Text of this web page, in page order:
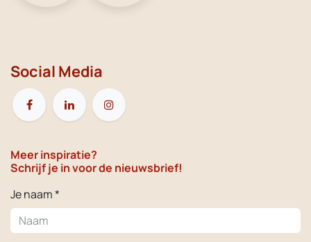
Social Media
Meer inspiratie?
Schrijf je in voor de nieuwsbrief!
Je naam *